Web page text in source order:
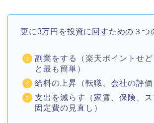
更に3万円を投資に回すための３つ
副業をする（楽天ポイントせ
と最も簡単）
給料の上昇（転職、会社の評価
支出を減らす（家賃、保険、
固定費の見直し）